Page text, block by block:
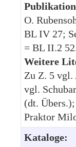
O.
BL IV 27;
= BL II.2
Weitere
Zu Z. 5 vgl.
vgl.
(dt.
Praktor
Kataloge: